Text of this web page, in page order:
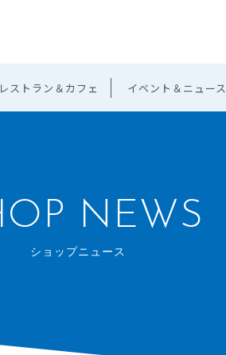
レストラン＆カフェ イベント＆ニュース
NEWS
ショップニュース